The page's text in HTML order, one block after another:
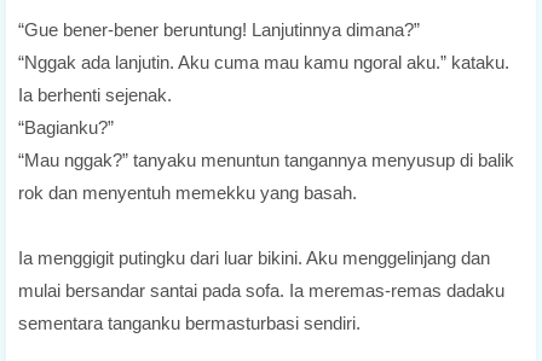
“Gue bener-bener beruntung! Lanjutinnya dimana?”
“Nggak ada lanjutin. Aku cuma mau kamu ngoral aku.” kataku.
Ia berhenti sejenak.
“Bagianku?”
“Mau nggak?” tanyaku menuntun tangannya menyusup di balik
rok dan menyentuh memekku yang basah.
Ia menggigit putingku dari luar bikini. Aku menggelinjang dan
mulai bersandar santai pada sofa. Ia meremas-remas dadaku
sementara tanganku bermasturbasi sendiri.